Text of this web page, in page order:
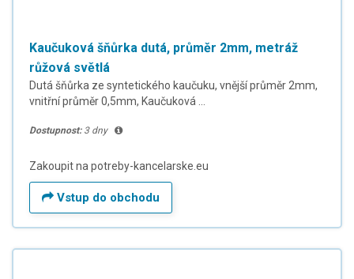
Kaučuková šňůrka dutá, průměr 2mm, metráž
růžová světlá
Dutá šňůrka ze syntetického kaučuku, vnější průměr 2mm,
vnitřní průměr 0,5mm, Kaučuková ...
Dostupnost: 3 dny
Zakoupit na potreby-kancelarske.eu
Vstup do obchodu